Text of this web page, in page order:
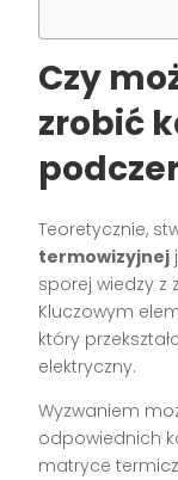
Czy
zrobić
Teoretycznie,
termowizyjnej
sporej wiedzy z
Kluczowym
który
elektryczny.
Wyzwaniem
odpowiednich
matryce